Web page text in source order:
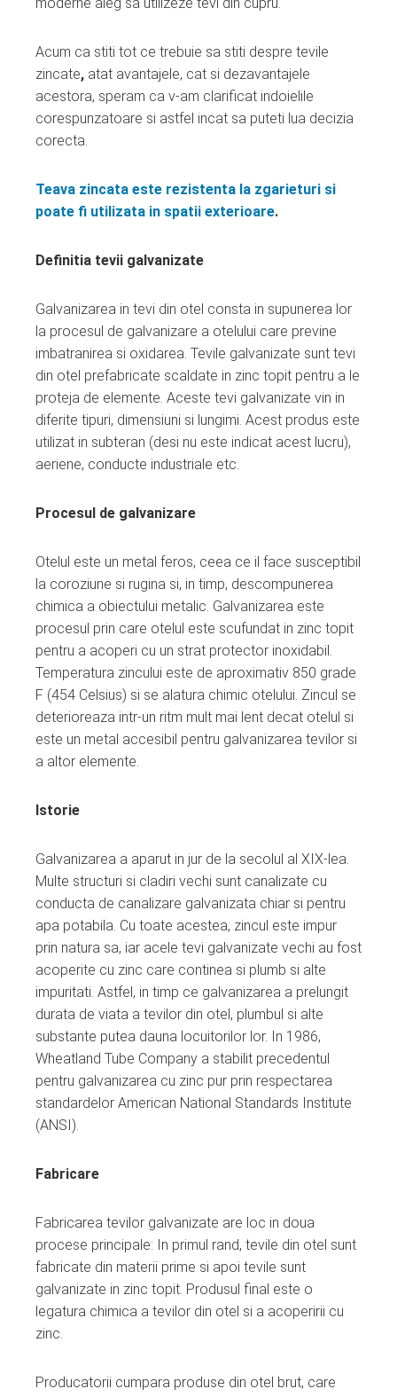
Acum ca stiti tot ce trebuie sa stiti despre tevile
zincate, atat avantajele, cat si dezavantajele
acestora, speram ca v-am clarificat indoielile
corespunzatoare si astfel incat sa puteti lua decizia
corecta.
Teava zincata este rezistenta la zgarieturi si
poate fi utilizata in spatii exterioare.
Definitia tevii galvanizate
Galvanizarea in tevi din otel consta in supunerea lor
la procesul de galvanizare a otelului care previne
imbatranirea si oxidarea. Tevile galvanizate sunt tevi
din otel prefabricate scaldate in zinc topit pentru a le
proteja de elemente. Aceste tevi galvanizate vin in
diferite tipuri, dimensiuni si lungimi. Acest produs este
utilizat in subteran (desi nu este indicat acest lucru),
aeriene, conducte industriale etc.
Procesul de galvanizare
Otelul este un metal feros, ceea ce il face susceptibil
la coroziune si rugina si, in timp, descompunerea
chimica a obiectului metalic. Galvanizarea este
procesul prin care otelul este scufundat in zinc topit
pentru a acoperi cu un strat protector inoxidabil.
Temperatura zincului este de aproximativ 850 grade
F (454 Celsius) si se alatura chimic otelului. Zincul se
deterioreaza intr-un ritm mult mai lent decat otelul si
este un metal accesibil pentru galvanizarea tevilor si
a altor elemente.
Istorie
Galvanizarea a aparut in jur de la secolul al XIX-lea.
Multe structuri si cladiri vechi sunt canalizate cu
conducta de canalizare galvanizata chiar si pentru
apa potabila. Cu toate acestea, zincul este impur
prin natura sa, iar acele tevi galvanizate vechi au fost
acoperite cu zinc care continea si plumb si alte
impuritati. Astfel, in timp ce galvanizarea a prelungit
durata de viata a tevilor din otel, plumbul si alte
substante putea dauna locuitorilor lor. In 1986,
Wheatland Tube Company a stabilit precedentul
pentru galvanizarea cu zinc pur prin respectarea
standardelor American National Standards Institute
(ANSI).
Fabricare
Fabricarea tevilor galvanizate are loc in doua
procese principale: In primul rand, tevile din otel sunt
fabricate din materii prime si apoi tevile sunt
galvanizate in zinc topit. Produsul final este o
legatura chimica a tevilor din otel si a acoperirii cu
zinc.
Producatorii cumpara produse din otel brut, care